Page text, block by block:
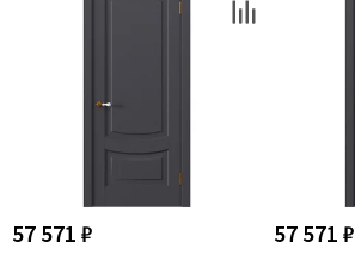
57 571 ₽ 57 571 ₽